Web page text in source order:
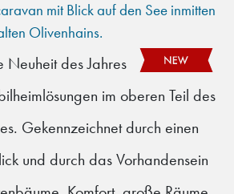
mit Blick auf den See inmitten
Olivenhains.
des Jahres
im oberen Teil des
Gekennzeichnet durch einen
und durch das Vorhandensein